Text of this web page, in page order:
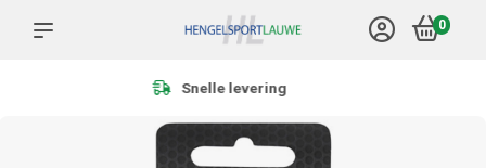
0
Meer dan 1.000 producten